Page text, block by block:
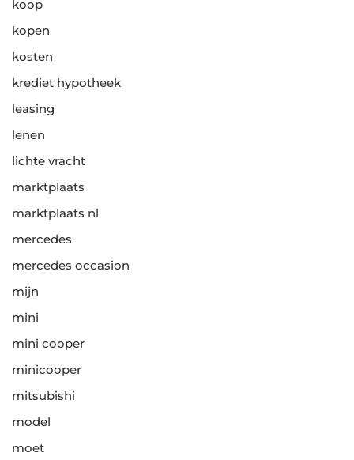
koop
kopen
kosten
krediet hypotheek
leasing
lenen
lichte vracht
marktplaats
marktplaats nl
mercedes
mercedes occasion
mijn
mini
mini cooper
minicooper
mitsubishi
model
moet